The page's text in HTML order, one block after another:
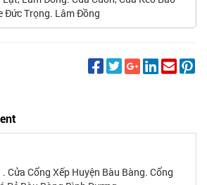
Đức Trọng. Lâm Đồng
Cửa Cổng Xếp Huyện Bàu Bàng. Cổng